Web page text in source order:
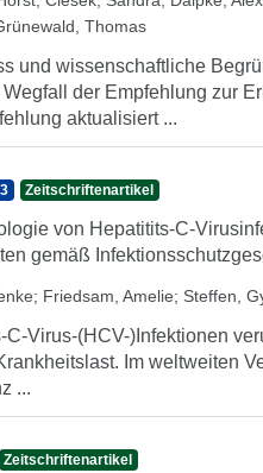
Thomas
und wissenschaftliche
Wegfall der Empfehlung zur
aktualisiert ...
Zeitschriftenartikel
von Hepatitits-C-
gemäß
; Friedsam, Amelie; Steffen,
C-Virus-(HCV-)Infektionen
Im weltweiten
...
Zeitschriftenartikel